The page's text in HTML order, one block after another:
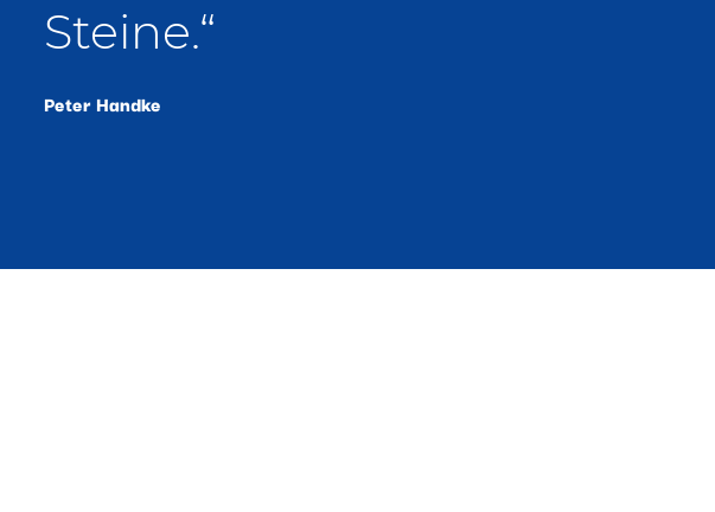
Steine.“
Peter Handke